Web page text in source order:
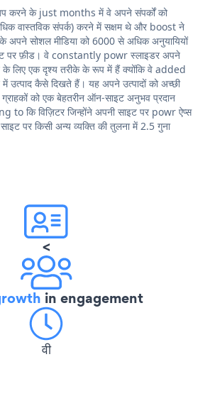
करने के just months में वे अपने संपर्कों को
वास्तविक संपर्क) करने में सक्षम थे और boost ने
अपने सोशल मीडिया को 6000 से अधिक अनुयायियों
पर फ़ीड। वे constantly powr स्लाइडर अपने
के लिए एक दृश्य तरीके के रूप में हैं क्योंकि वे added
में उत्पाद कैसे दिखते हैं। यह अपने उत्पादों को अच्छी
को एक बेहतरीन ऑन-साइट अनुभव प्रदान
to कि विज़िटर जिन्होंने अपनी साइट पर powr ऐप्स
पर किसी अन्य व्यक्ति की तुलना में 2.5 गुना
<
in engagement
वी